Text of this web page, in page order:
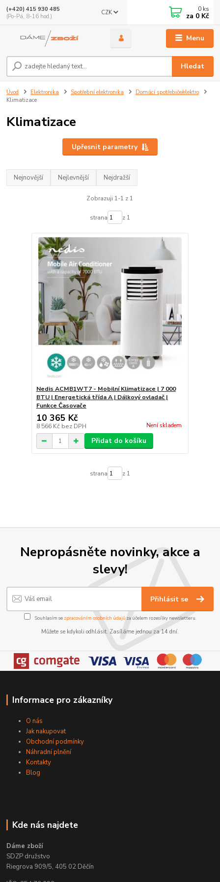
Menu
CZK
Hledat
(+420) 415 930 485
(Po-Pá, 8-16 hod.)
0 ks
za 0 Kč
Úvod Elektronika Spotřební elektronika
Domácí spotřebiče/elektro
Klimatizace
Klimatizace
Upřesnit parametry
Nejnovější Nejlevnější Nejdražší
Zobrazuji 1-1 z 1
strana z 1
Nedis ACMB1WT7 - Mobilní Klimatizace | 7 000
BTU | Energetická třída A | Dálkový ovladač |
Funkce Časovače
10 365 Kč
8 566 Kč bez DPH Není skladem
Přidat do košíku
strana z 1
Nepropásněte novinky, akce a
slevy!
Přihlásit se
Souhlasím se zpracováním osobních údajůza účelem rozesílky newsletteru.
Můžete se kdykoli odhlásit. Zasíláme jednou za 14 dní.
Informace pro zákazníky
O nás
Jak nakupovat
Obchodní podmínky
Náhradní plnění
Kontakty
Blog
Kde nás najdete
Dáme zboží
SDZP družstvo
Riegrova 909/5, 405 02 Děčín